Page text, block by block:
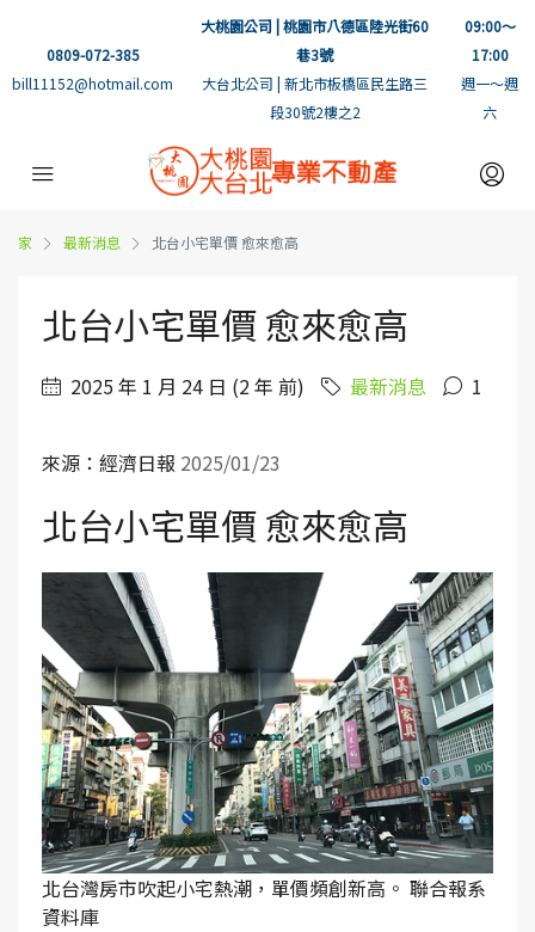
0809-072-385
bill11152@hotmail.com
大桃園公司 | 桃園市八德區陸光街60
巷3號
大台北公司 | 新北市板橋區民生路三
段30號2樓之2
09:00～
17:00
週一～週
六
家 最新消息 北台小宅單價 愈來愈高
北台小宅單價 愈來愈高
2025 年 1 月 24 日 (2 年 前) 最新消息 1
來源：經濟日報 2025/01/23
北台小宅單價 愈來愈高
北台灣房市吹起小宅熱潮，單價頻創新高。 聯合報系
資料庫